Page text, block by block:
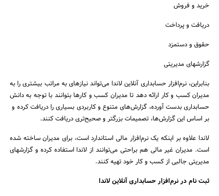
خرید و فروش
دریافت و پرداخت
حقوق و دستمزد
گزارشهای مدیریتی
بنابراین، نرم‌افزار حسابداری آنلاین لاندا می‌تواند نیازهای به مراتب بیشتری را به
مدیران کسب و کار ارائه دهد تا مدیران کسب و کارها بتوانند با توجه به دانش
حسابداری بدست آورده، گزارش‌های متنوع و کاربردی بسیاری را دریافت کرده و
بر اساس این گزارش‌ها، تصمیمات بزرگتر و صحیح‌تری دریافت کنند.
لاندا علاوه بر اینکه یک نرم‌افزار مالی استاندارد است، برای مدیران ساخته شده
است. مدیران غیر مالی هم براحتی می‌توانند از لاندا استفاده کرده و گزارشهای
مدیریتی جالبی از کسب و کار خود تهیه کنند.
ثبت نام در نرم‌افزار حسابداری آنلاین لاندا